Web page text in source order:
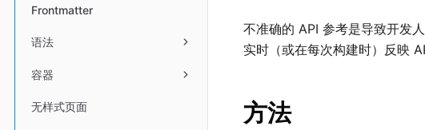
Frontmatter
语法
容器
无样式页面
不准确的 API 参考是导致开发
实时（或在每次构建时）反映
方法